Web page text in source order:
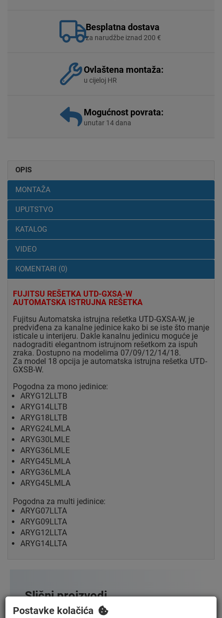
Besplatna dostava
za narudžbe iznad 200 €
Ovlaštena montaža:
u cijeloj HR
Mogućnost povrata:
unutar 14 dana
OPIS
MONTAŽA
UPUTSTVO
KATALOG
VIDEO
KOMENTARI (0)
FUJITSU REŠETKA UTD-GXSA-W
AUTOMATSKA ISTRUJNA REŠETKA
Fujitsu Automatska istrujna rešetka UTD-GXSA-W, je
predviđena za kanalne jedinice kako bi se iste što manje
isticale u interijeru. Dakle kanalnu jedinicu moguće je
nadograditi elegantnom istrujnom rešetkom za ispuh
zraka. Dostupno na modelima 07/09/12/14/18.
Za model 18 opcija je automatska istrujna rešetka UTD-
GXSB-W.
Pogodna za mono jedinice:
ARYG12LLTB
ARYG14LLTB
ARYG18LLTB
ARYG24LMLA
ARYG30LMLE
ARYG36LMLE
ARYG45LMLA
ARYG36LMLA
ARYG45LMLA
Pogodna za multi jedinice:
ARYG07LLTA
ARYG09LLTA
ARYG12LLTA
ARYG14LLTA
Slični proizvodi
Postavke kolačića